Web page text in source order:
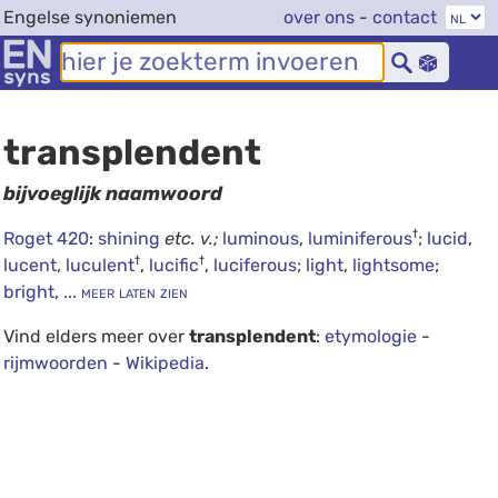
Engelse synoniemen over ons - contact
transplendent
bijvoeglijk naamwoord
Roget 420: shining etc. v.; luminous, luminiferous†; lucid,
lucent, luculent†, lucific†, luciferous; light, lightsome;
bright, ... meer laten zien
Vind elders meer over transplendent: etymologie-
rijmwoorden - Wikipedia.